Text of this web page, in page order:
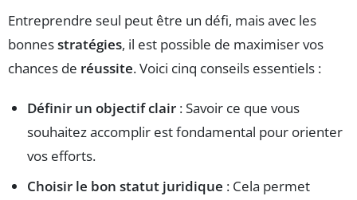
Entreprendre seul peut être un défi, mais avec les
bonnesstratégies, il est possible de maximiser vos
chances de réussite. Voici cinq conseils essentiels :
Définir un objectif clair : Savoir ce que vous
souhaitez accomplir est fondamental pour orienter
vos efforts.
Choisir le bon statut juridique : Cela permet